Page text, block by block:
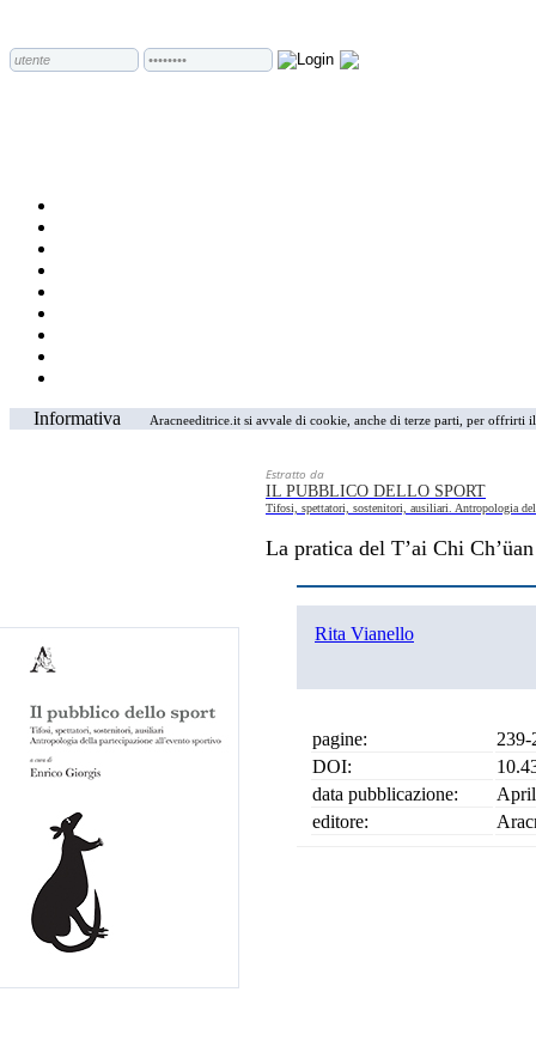
Informativa Aracneeditrice.it si avvale di cookie, anche di terze parti, per
Estratto da
IL PUBBLICO DELLO SPORT
Tifosi, spettatori, sostenitori, ausiliari. Antropologia
La pratica del T’ai Chi
Rita Vianello
pagine:
239-
DOI:
data pubblicazione:
editore: